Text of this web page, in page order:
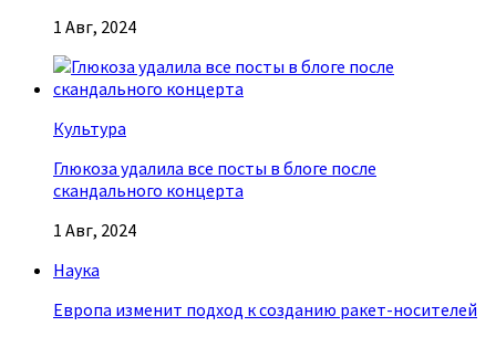
1 Авг, 2024
Культура
Глюкоза удалила все посты в блоге после
скандального концерта
1 Авг, 2024
Наука
Европа изменит подход к созданию ракет-носителей